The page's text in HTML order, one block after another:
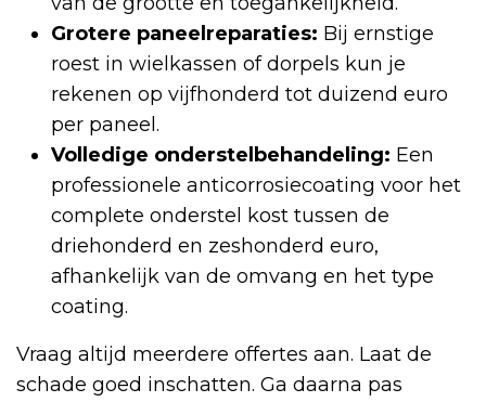
Grotere paneelreparaties: Bij ernstige
roest in wielkassen of dorpels kun je
rekenen op vijfhonderd tot duizend euro
per paneel.
Volledige onderstelbehandeling: Een
professionele anticorrosiecoating voor het
complete onderstel kost tussen de
driehonderd en zeshonderd euro,
afhankelijk van de omvang en het type
coating.
Vraag altijd meerdere offertes aan. Laat de
schade goed inschatten. Ga daarna pas